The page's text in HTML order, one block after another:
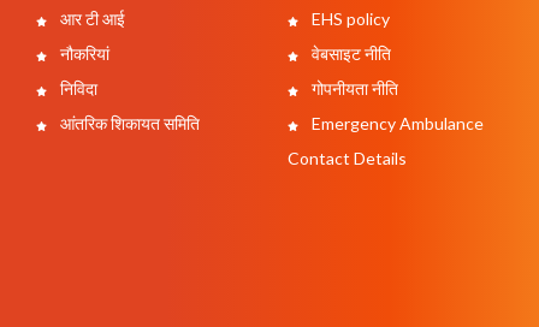
आर टी आई
नौकरियां
निविदा
आंतरिक शिकायत समिति
EHS policy
वेबसाइट नीति
गोपनीयता नीति
Emergency Ambulance
Contact Details